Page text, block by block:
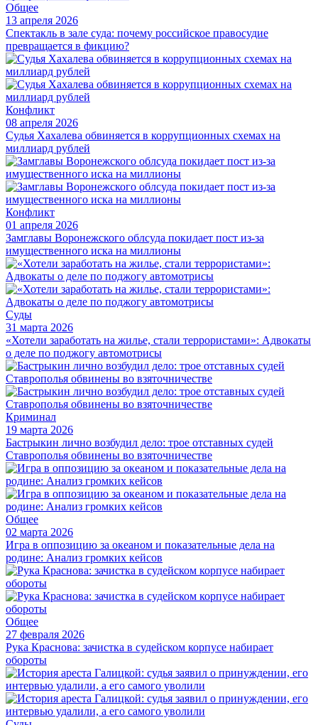
Общее
13 апреля 2026
Спектакль в зале суда: почему российское правосудие
превращается в фикцию?
Конфликт
08 апреля 2026
Судья Хахалева обвиняется в коррупционных схемах на
миллиард рублей
Конфликт
01 апреля 2026
Замглавы Воронежского облсуда покидает пост из-за
имущественного иска на миллионы
Суды
31 марта 2026
«Хотели заработать на жилье, стали террористами»: Адвокаты
о деле по поджогу автомотрисы
Криминал
19 марта 2026
Бастрыкин лично возбудил дело: трое отставных судей
Ставрополья обвинены во взяточничестве
Общее
02 марта 2026
Игра в оппозицию за океаном и показательные дела на
родине: Анализ громких кейсов
Общее
27 февраля 2026
Рука Краснова: зачистка в судейском корпусе набирает
обороты